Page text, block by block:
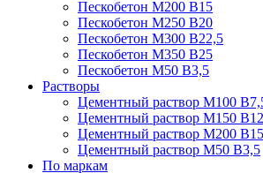
Пескобетон М200 В15
Пескобетон М250 В20
Пескобетон М300 В22,5
Пескобетон М350 В25
Пескобетон М50 В3,5
Растворы
Цементный раствор М100
Цементный раствор М150
Цементный раствор М200 В15
Цементный раствор М50 В3,5
По маркам